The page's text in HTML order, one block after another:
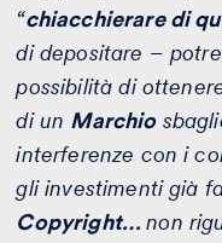
“chiacchierare di
di depositare –
possibilità di
di un Marchio
interferenze con i
gli investimenti già
Copyright…non